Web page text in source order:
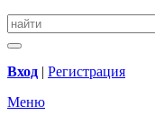
Вход | Регистрация
Меню